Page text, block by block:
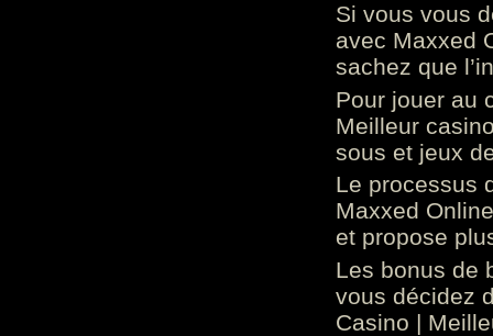
Si vous vous
avec Maxxed
sachez que
Pour jouer au
Meilleur
sous et jeux
Le processus
Maxxed
et propose
Les bonus de
vous décidez
Casino |